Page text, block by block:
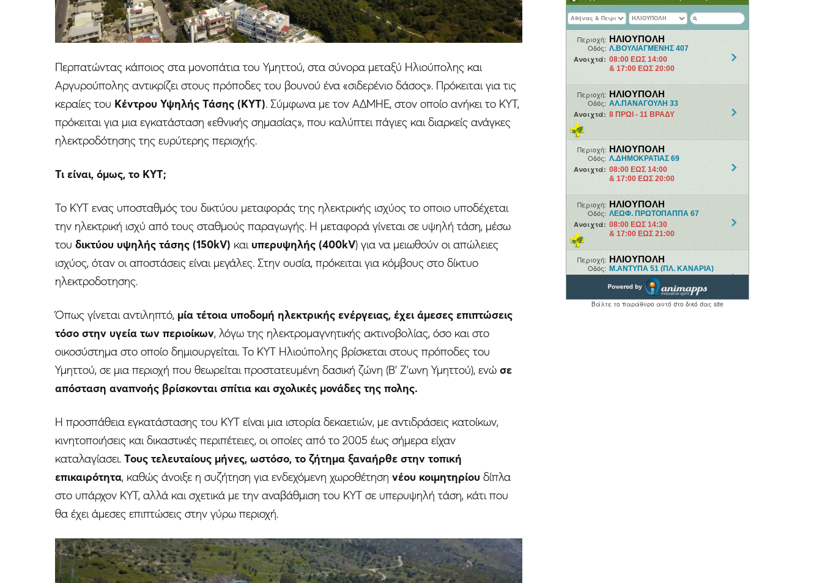
Περπατώντας κάποιος στα μονοπάτια του Υμηττού, στα σύνορα μεταξύ Ηλιούπολης και
Αργυρούπολης αντικρίζει στους πρόποδες του βουνού ένα «σιδερένιο δάσος». Πρόκειται για τις
κεραίες του Κέντρου Υψηλής Τάσης (ΚΥΤ). Σύμφωνα με τον ΑΔΜΗΕ, στον οποίο ανήκει το ΚΥΤ,
πρόκειται για μια εγκατάσταση «εθνικής σημασίας», που καλύπτει πάγιες και διαρκείς ανάγκες
ηλεκτροδότησης της ευρύτερης περιοχής.
Τι είναι, όμως, το ΚΥΤ;
Το ΚΥΤ ενας υποσταθμός του δικτύου μεταφοράς της ηλεκτρικής ισχύος το οποιο υποδέχεται
την ηλεκτρική ισχύ από τους σταθμούς παραγωγής. Η μεταφορά γίνεται σε υψηλή τάση, μέσω
του δικτύου υψηλής τάσης (150kV) και υπερυψηλής (400kV) για να μειωθούν οι απώλειες
ισχύος, όταν οι αποστάσεις είναι μεγάλες. Στην ουσία, πρόκειται για κόμβους στο δίκτυο
ηλεκτροδοτησης.
Όπως γίνεται αντιληπτό, μία τέτοια υποδομή ηλεκτρικής ενέργειας, έχει άμεσες επιπτώσεις
τόσο στην υγεία των περιοίκων, λόγω της ηλεκτρομαγνητικής ακτινοβολίας, όσο και στο
οικοσύστημα στο οποίο δημιουργείται. Το ΚΥΤ Ηλιούπολης βρίσκεται στους πρόποδες του
Υμηττού, σε μια περιοχή που θεωρείται προστατευμένη δασική ζώνη (Β’ Ζ’ωνη Υμηττού), ενώ σε
απόσταση αναπνοής βρίσκονται σπίτια και σχολικές μονάδες της πολης.
Η προσπάθεια εγκατάστασης του ΚΥΤ είναι μια ιστορία δεκαετιών, με αντιδράσεις κατοίκων,
κινητοποιήσεις και δικαστικές περιπέτειες, οι οποίες από το 2005 έως σήμερα είχαν
καταλαγίασει. Τους τελευταίους μήνες, ωστόσο, το ζήτημα ξαναήρθε στην τοπική
επικαιρότητα, καθώς άνοιξε η συζήτηση για ενδεχόμενη χωροθέτηση νέου κοιμητηρίου δίπλα
στο υπάρχον ΚΥΤ, αλλά και σχετικά με την αναβάθμιση του ΚΥΤ σε υπερυψηλή τάση, κάτι που
θα έχει άμεσες επιπτώσεις στην γύρω περιοχή.